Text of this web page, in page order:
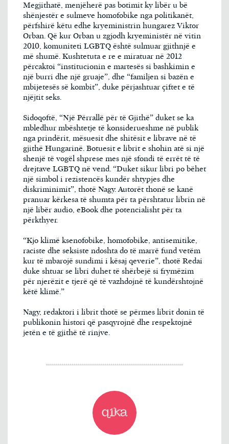
Megjithatë, menjëherë pas botimit ky libër u bë
shënjestër e sulmeve homofobike nga politikanët,
përfshirë këtu edhe kryeministrin hungarez Viktor
Orban. Që kur Orban u zgjodh kryeministër në vitin
2010, komuniteti LGBTQ është sulmuar gjithnjë e
më shumë. Kushtetuta e re e miratuar në 2012
përcaktoi “institucionin e martesës si bashkimin e
një burri dhe një gruaje”, dhe “familjen si bazën e
mbijetesës së kombit”, duke përjashtuar çiftet e të
njëjtit seks.
Sidoqoftë, “Një Përrallë për të Gjithë” duket se ka
mbledhur mbështetje të konsiderueshme në publik
nga prindërit, mësuesit dhe shitësit e librave në të
gjithë Hungarinë. Botuesit e librit e shohin atë si një
shenjë të vogël shprese mes një sfondi të errët të të
drejtave LGBTQ në vend. “Duket sikur libri po bëhet
një simbol i rezistencës kundër shtypjes dhe
diskriminimit”, thotë Nagy. Autorët thonë se kanë
pranuar kërkesa të shumta për ta përshtatur librin në
një libër audio, eBook dhe potencialisht për ta
përkthyer.
“Kjo klimë ksenofobike, homofobike, antisemitike,
raciste dhe seksiste ndoshta do të marrë fund vetëm
kur të mbarojë sundimi i kësaj qeverie”, thotë Redai
duke shtuar se libri duhet të shërbejë si frymëzim
për njerëzit e tjerë që të vazhdojnë të kundërshtojnë
këtë klimë.”
Nagy, redaktori i librit thotë se përmes librit donin të
publikonin histori që pasqyrojnë dhe respektojnë
jetën e të gjithë të rinjve.